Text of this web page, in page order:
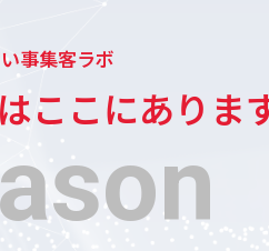
事集客ラボ
ここにありま